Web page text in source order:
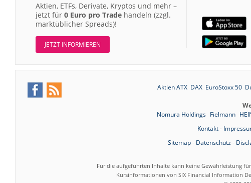
Aktien, ETFs, Derivate, Kryptos und mehr –
jetzt für 0 Euro pro Trade handeln (zzgl.
marktüblicher Spreads)!
JETZT INFORMIEREN
Aktien ATX DAX EuroStoxx 50
Nomura Holdings Fielmann
Kontakt-
Sitemap- Datenschutz-
Für die aufgeführten Inhalte kann keine Gewährleistung
Kursinformationen von SIX Financial Information